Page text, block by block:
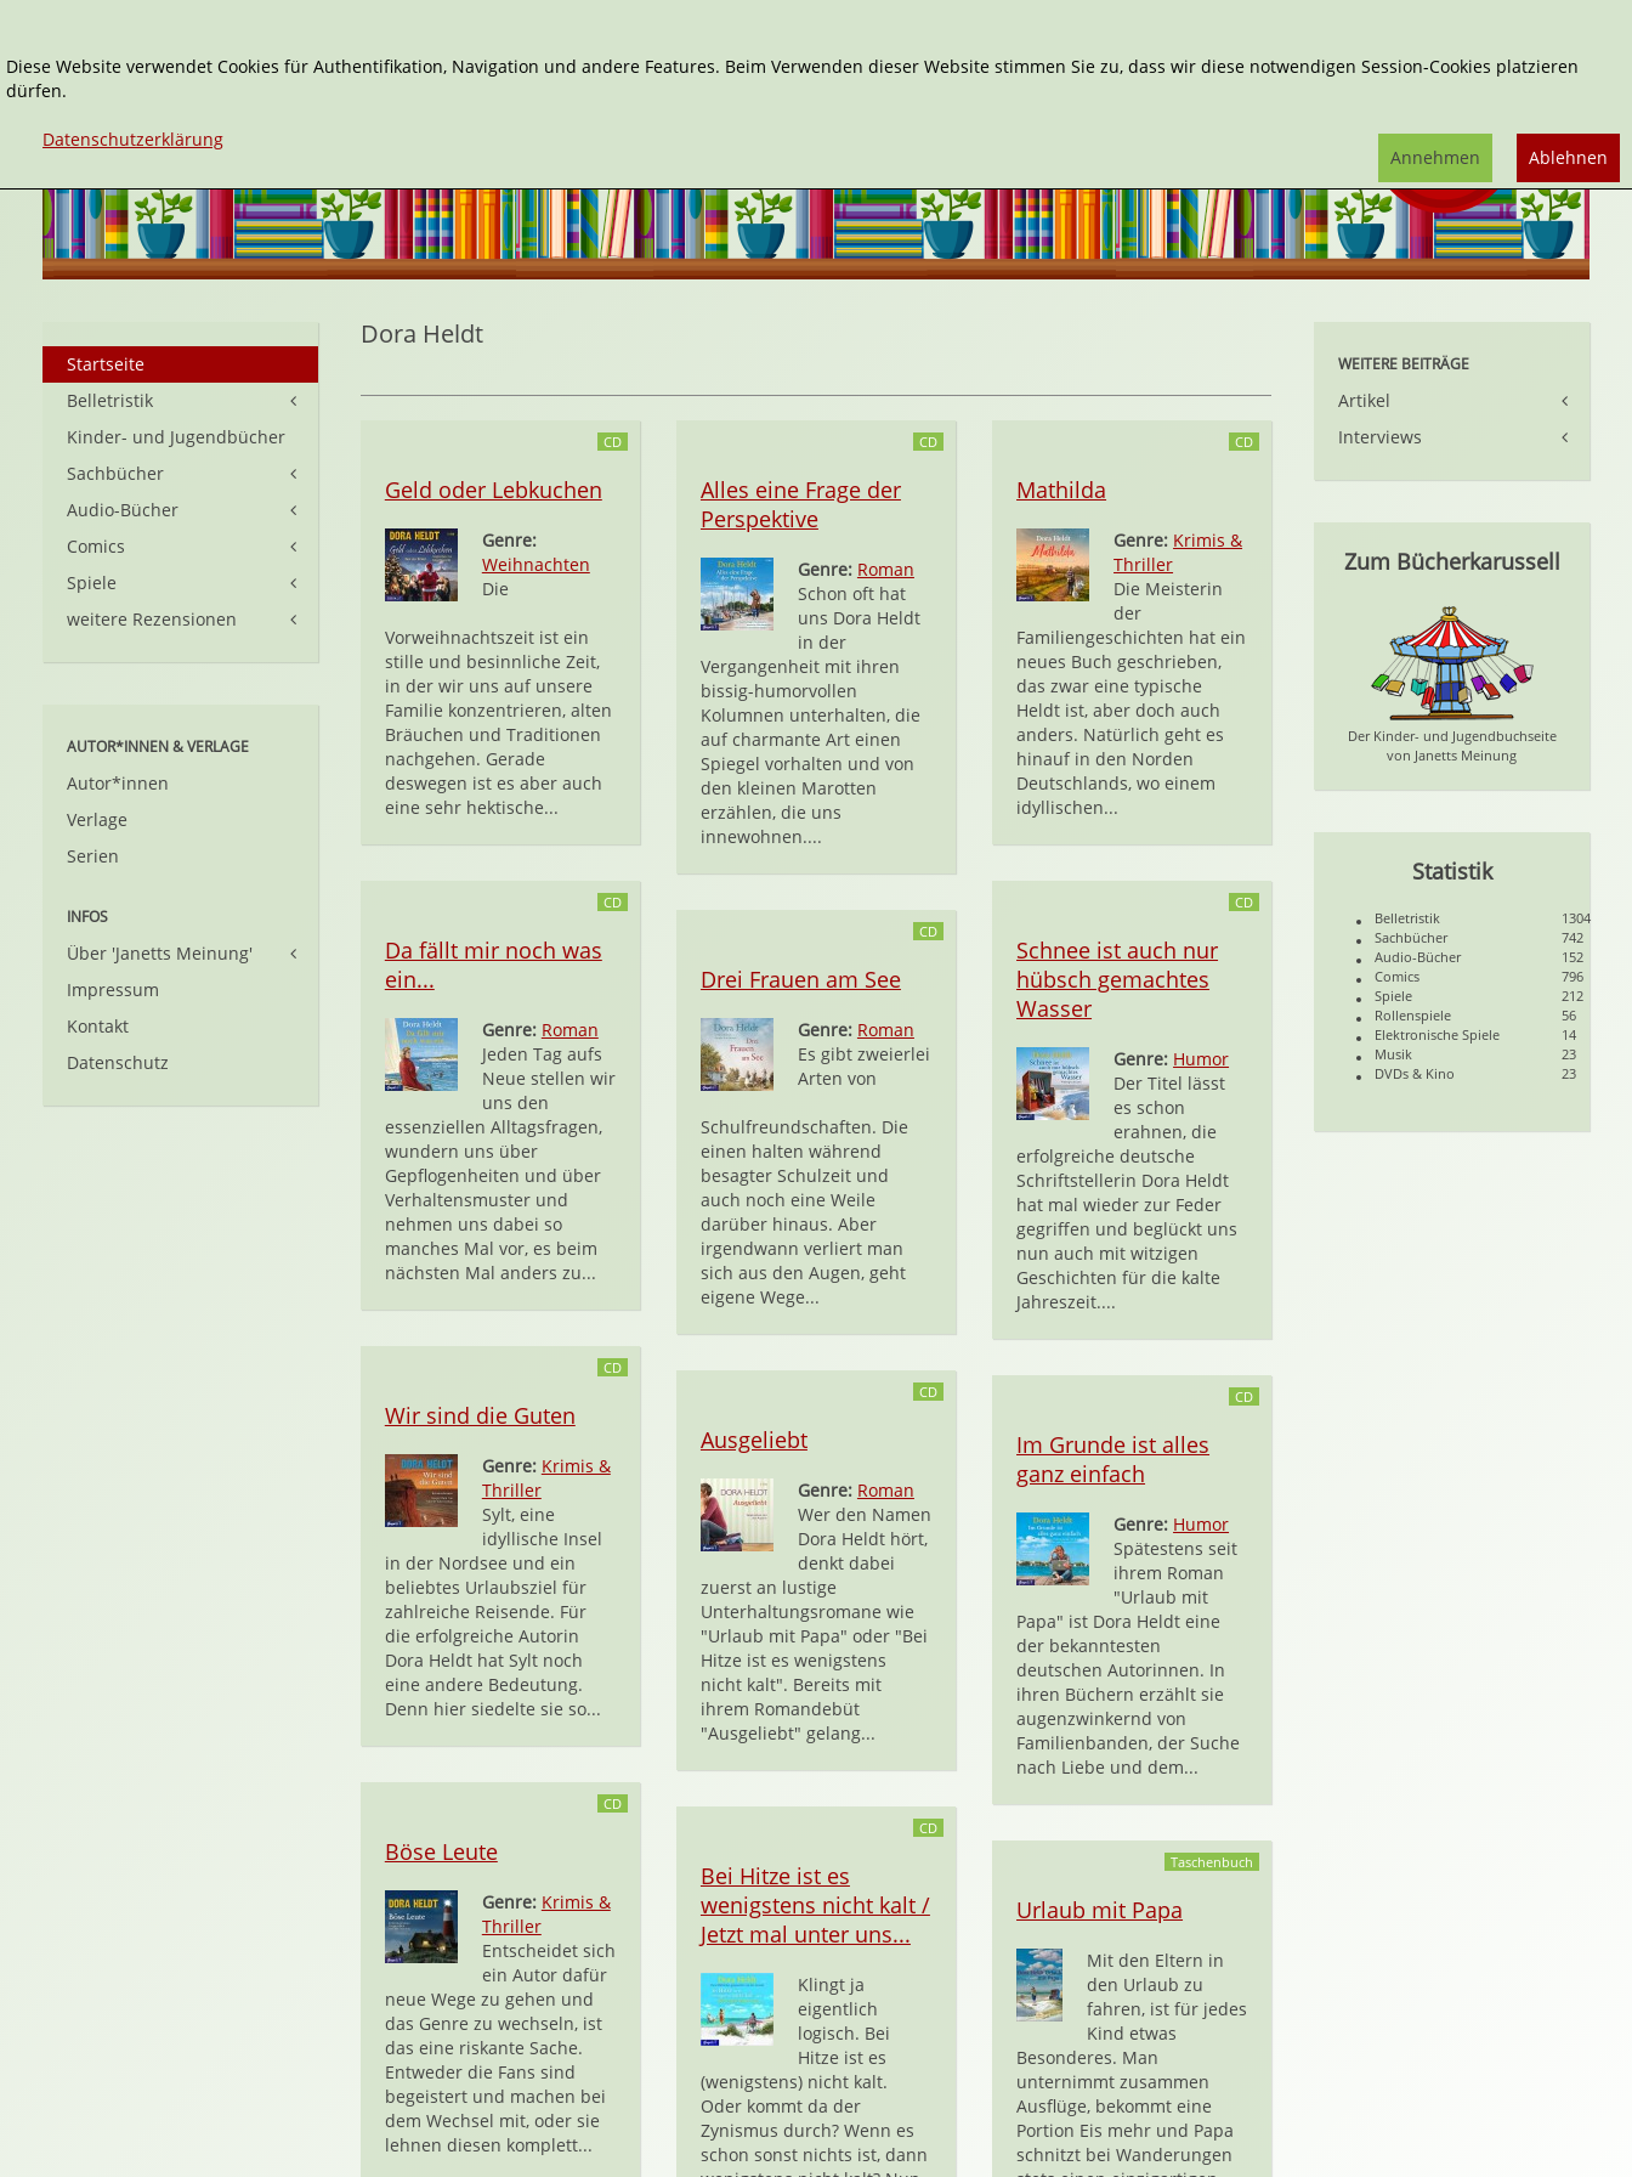
Dora Heldt
CD
Geld oder Lebkuchen
Genre:
Weihnachten
Die
Vorweihnachtszeit ist ein
stille und besinnliche Zeit,
in der wir uns auf unsere
Familie konzentrieren, alten
Bräuchen und Traditionen
nachgehen. Gerade
deswegen ist es aber auch
eine sehr hektische...
CD
Alles eine Frage der
Perspektive
Genre: Roman
Schon oft hat
uns Dora Heldt
in der
Vergangenheit mit ihren
bissig-humorvollen
Kolumnen unterhalten, die
auf charmante Art einen
Spiegel vorhalten und von
den kleinen Marotten
erzählen, die uns
innewohnen....
CD
Mathilda
Genre: Krimis &
Thriller
Die Meisterin
der
Familiengeschichten hat ein
neues Buch geschrieben,
das zwar eine typische
Heldt ist, aber doch auch
anders. Natürlich geht es
hinauf in den Norden
Deutschlands, wo einem
idyllischen...
CD
Da fällt mir noch was
ein...
Genre: Roman
Jeden Tag aufs
Neue stellen wir
uns den
essenziellen Alltagsfragen,
wundern uns über
Gepflogenheiten und über
Verhaltensmuster und
nehmen uns dabei so
manches Mal vor, es beim
nächsten Mal anders zu...
CD
Drei Frauen am See
Genre: Roman
Es gibt zweierlei
Arten von
Schulfreundschaften. Die
einen halten während
besagter Schulzeit und
auch noch eine Weile
darüber hinaus. Aber
irgendwann verliert man
sich aus den Augen, geht
eigene Wege...
CD
Schnee ist auch nur
hübsch gemachtes
Wasser
Genre: Humor
Der Titel lässt
es schon
erahnen, die
erfolgreiche deutsche
Schriftstellerin Dora Heldt
hat mal wieder zur Feder
gegriffen und beglückt uns
nun auch mit witzigen
Geschichten für die kalte
Jahreszeit....
CD
Wir sind die Guten
Genre: Krimis &
Thriller
Sylt, eine
idyllische Insel
in der Nordsee und ein
beliebtes Urlaubsziel für
zahlreiche Reisende. Für
die erfolgreiche Autorin
Dora Heldt hat Sylt noch
eine andere Bedeutung.
Denn hier siedelte sie so...
CD
Ausgeliebt
Genre: Roman
Wer den Namen
Dora Heldt hört,
denkt dabei
zuerst an lustige
Unterhaltungsromane wie
"Urlaub mit Papa" oder "Bei
Hitze ist es wenigstens
nicht kalt". Bereits mit
ihrem Romandebüt
"Ausgeliebt" gelang...
CD
Im Grunde ist alles
ganz einfach
Genre: Humor
Spätestens seit
ihrem Roman
"Urlaub mit
Papa" ist Dora Heldt eine
der bekanntesten
deutschen Autorinnen. In
ihren Büchern erzählt sie
augenzwinkernd von
Familienbanden, der Suche
nach Liebe und dem...
CD
Böse Leute
Genre: Krimis &
Thriller
Entscheidet sich
ein Autor dafür
neue Wege zu gehen und
das Genre zu wechseln, ist
das eine riskante Sache.
Entweder die Fans sind
begeistert und machen bei
dem Wechsel mit, oder sie
lehnen diesen komplett...
CD
Bei Hitze ist es
wenigstens nicht kalt /
Jetzt mal unter uns...
Klingt ja
eigentlich
logisch. Bei
Hitze ist es
(wenigstens) nicht kalt.
Oder kommt da der
Zynismus durch? Wenn es
schon sonst nichts ist, dann
Taschenbuch
Urlaub mit Papa
Mit den Eltern in
den Urlaub zu
fahren, ist für jedes
Kind etwas
Besonderes. Man
unternimmt zusammen
Ausflüge, bekommt eine
Portion Eis mehr und Papa
schnitzt bei Wanderungen
Startseite
Belletristik
Kinder- und Jugendbücher
Sachbücher
Audio-Bücher
Comics
Spiele
weitere Rezensionen
AUTOR*INNEN & VERLAGE
Autor*innen
Verlage
Serien
INFOS
Über 'Janetts Meinung'
Impressum
Kontakt
Datenschutz
WEITERE BEITRÄGE
Artikel
Interviews
Zum Bücherkarussell
Der Kinder- und Jugendbuchseite
von Janetts Meinung
Statistik
Belletristik
1304
Sachbücher
742
Audio-Bücher
152
Comics
796
Spiele
212
Rollenspiele
56
Elektronische Spiele
14
Musik
23
DVDs & Kino
23
Diese Website verwendet Cookies für Authentifikation, Navigation und andere Features. Beim Verwenden dieser Website stimmen Sie zu, dass wir diese notwendigen Session-Cookies platzieren
dürfen.
Datenschutzerklärung
Ablehnen
Annehmen